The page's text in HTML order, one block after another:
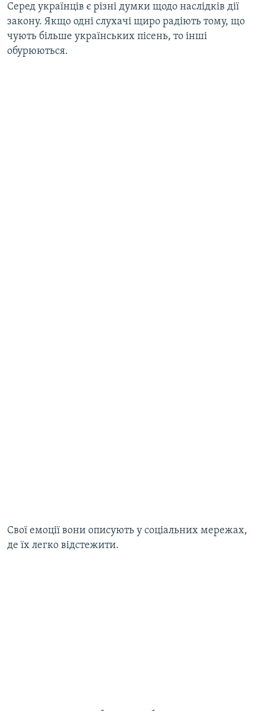
Серед українців є різні думки щодо наслідків дії
закону. Якщо одні слухачі щиро радіють тому, що
чують більше українських пісень, то інші
обурюються.
Свої емоції вони описують у соціальних мережах,
де їх легко відстежити.